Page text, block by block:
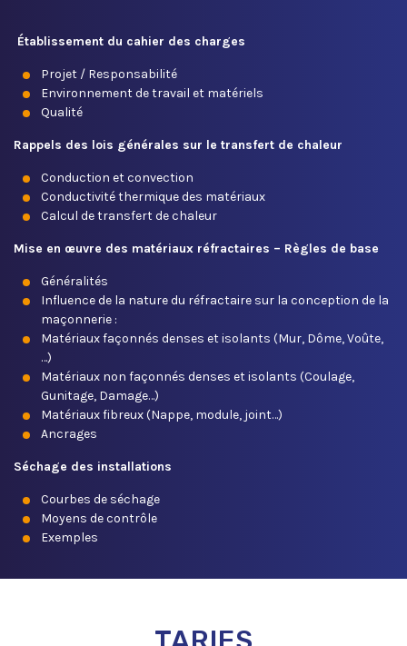
Établissement du cahier des charges
Projet / Responsabilité
Environnement de travail et matériels
Qualité
Rappels des lois générales sur le transfert de chaleur
Conduction et convection
Conductivité thermique des matériaux
Calcul de transfert de chaleur
Mise en œuvre des matériaux réfractaires – Règles de base
Généralités
Influence de la nature du réfractaire sur la conception de la
maçonnerie :
Matériaux façonnés denses et isolants (Mur, Dôme, Voûte,
…)
Matériaux non façonnés denses et isolants (Coulage,
Gunitage, Damage…)
Matériaux fibreux (Nappe, module, joint…)
Ancrages
Séchage des installations
Courbes de séchage
Moyens de contrôle
Exemples